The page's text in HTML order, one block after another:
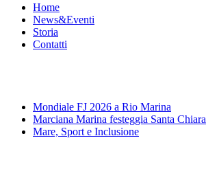
Home
News&Eventi
Storia
Contatti
Mondiale FJ 2026 a Rio Marina
Marciana Marina festeggia Santa Chiara
Mare, Sport e Inclusione